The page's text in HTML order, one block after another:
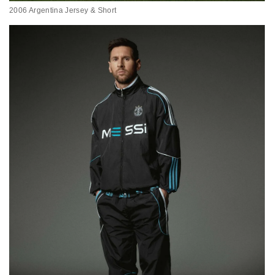
2006 Argentina Jersey & Short